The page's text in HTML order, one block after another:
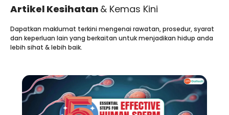
Artikel Kesihatan & Kemas Kini
Dapatkan maklumat terkini mengenai rawatan, prosedur, syarat
dan keperluan lain yang berkaitan untuk menjadikan hidup anda
lebih sihat & lebih baik.